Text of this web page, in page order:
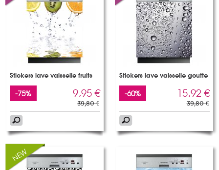
Stickers lave vaisselle fruits
-75% 9,95 €
39,80 €
Stickers lave vaisselle goutte
-60% 15,92 €
39,80 €